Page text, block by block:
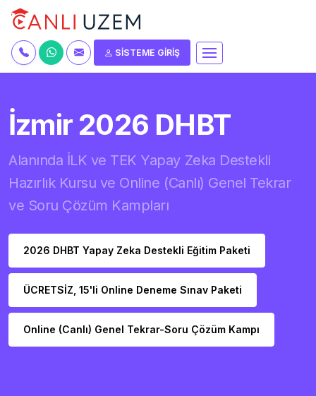
SİSTEME GİRİŞ
İzmir 2026 DHBT
Alanında İLK ve TEK Yapay Zeka Destekli
Hazırlık Kursu ve Online (Canlı) Genel Tekrar
ve Soru Çözüm Kampları
2026 DHBT Yapay Zeka Destekli Eğitim Paketi
ÜCRETSİZ, 15'li Online Deneme Sınav Paketi
Online (Canlı) Genel Tekrar-Soru Çözüm Kampı